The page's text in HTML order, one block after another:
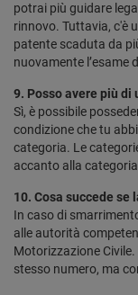
potrai più guidare
rinnovo. Tuttavia, c'è
patente scaduta da
nuovamente l’esame
9. Posso avere più
Sì, è possibile
condizione che tu
categoria. Le
accanto alla
10. Cosa succede
In caso di
alle autorità
Motorizzazione
stesso numero, ma